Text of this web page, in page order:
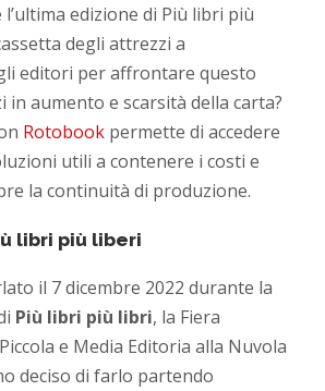
edizione di Più libri più
degli attrezzi a
editori per affrontare questo
in aumento e scarsità della carta?
Rotobook permette di accedere
utili a contenere i costi e
la continuità di produzione.
libri più liberi
il 7 dicembre 2022 durante la
Più libri più libri, la Fiera
e Media Editoria alla Nuvola
deciso di farlo partendo